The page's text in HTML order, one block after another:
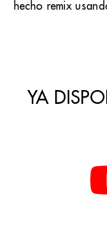
hecho remix
YA